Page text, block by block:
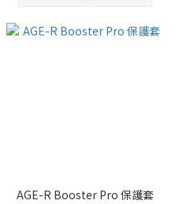
AGE-R Booster Pro 保護套